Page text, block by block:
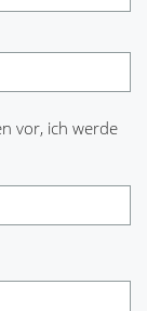
vor, ich werde